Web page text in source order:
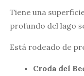
Tiene una
profundo del lago
Está rodeado de
Croda del